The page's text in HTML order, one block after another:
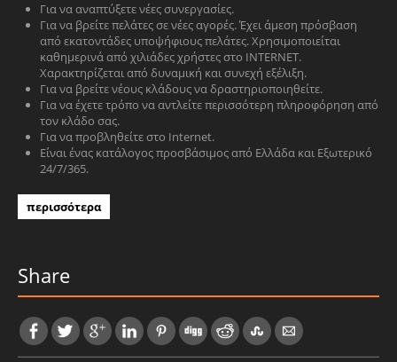
Για να αναπτύξετε νέες συνεργασίες.
Για να βρείτε πελάτες σε νέες αγορές. Έχει άμεση πρόσβαση
από εκατοντάδες υποψήφιους πελάτες. Χρησιμοποιείται
καθημερινά από χιλιάδες χρήστες στο INTERNET.
Χαρακτηρίζεται από δυναμική και συνεχή εξέλιξη.
Για να βρείτε νέους κλάδους να δραστηριοποιηθείτε.
Για να έχετε τρόπο να αντλείτε περισσότερη πληροφόρηση από
τον κλάδο σας.
Για να προβληθείτε στο Internet.
Είναι ένας κατάλογος προσβάσιμος από Ελλάδα και Εξωτερικό
24/7/365.
περισσότερα
Share